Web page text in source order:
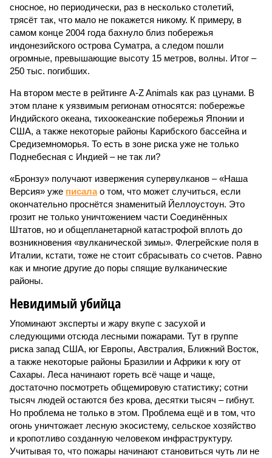
сносное, но периодически, раз в несколько столетий,
трясёт так, что мало не покажется никому. К примеру, в
самом конце 2004 года бахнуло близ побережья
индонезийского острова Суматра, а следом пошли
огромные, превышающие высоту 15 метров, волны. Итог –
250 тыс. погибших.
На втором месте в рейтинге A-Z Animals как раз цунами. В
этом плане к уязвимым регионам относятся: побережье
Индийского океана, тихо­океанские побережья Японии и
США, а также некоторые районы Карибского бассейна и
Средиземноморья. То есть в зоне риска уже не только
Поднебесная с Индией – не так ли?
«Бронзу» получают извержения супервулканов – «Наша
Версия» уже писалао том, что может случиться, если
окончательно проснётся знаменитый Йеллоустоун. Это
грозит не только уничтожением части Соединённых
Штатов, но и общепланетарной катастрофой вплоть до
возникновения «вулканической зимы». Флегрейские поля в
Италии, кстати, тоже не стоит сбрасывать со счетов. Равно
как и многие другие до поры спящие вулканические
районы.
Невидимый убийца
Упоминают эксперты и жару вкупе с засухой и
следующими отсюда лесными пожарами. Тут в группе
риска запад США, юг Европы, Австралия, Ближний Восток,
а также некоторые районы Бразилии и Африки к югу от
Сахары. Леса начинают гореть всё чаще и чаще,
достаточно посмотреть общемировую статистику; сотни
тысяч людей остаются без крова, десятки тысяч – гибнут.
Но проблема не только в этом. Проблема ещё и в том, что
огонь уничтожает лесную экосистему, сельское хозяйство
и кропотливо созданную человеком инфраструктуру.
Учитывая то, что пожары начинают становиться чуть ли не